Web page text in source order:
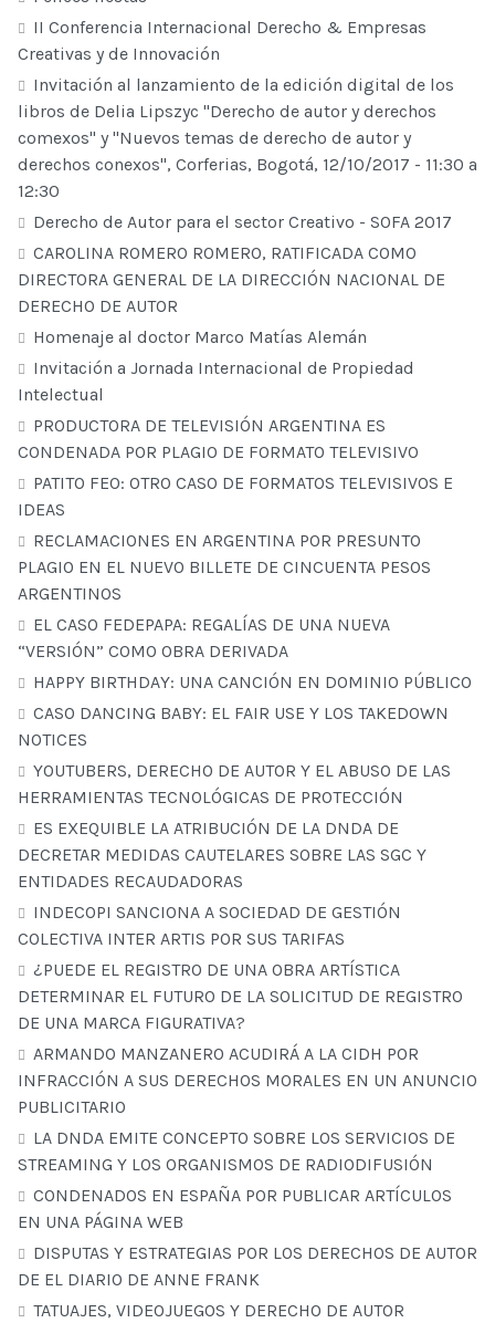
II Conferencia Internacional Derecho & Empresas
Creativas y de Innovación
Invitación al lanzamiento de la edición digital de los
libros de Delia Lipszyc "Derecho de autor y derechos
comexos" y "Nuevos temas de derecho de autor y
derechos conexos", Corferias, Bogotá, 12/10/2017 - 11:30 a
12:30
Derecho de Autor para el sector Creativo - SOFA 2017
CAROLINA ROMERO ROMERO, RATIFICADA COMO
DIRECTORA GENERAL DE LA DIRECCIÓN NACIONAL DE
DERECHO DE AUTOR
Homenaje al doctor Marco Matías Alemán
Invitación a Jornada Internacional de Propiedad
Intelectual
PRODUCTORA DE TELEVISIÓN ARGENTINA ES
CONDENADA POR PLAGIO DE FORMATO TELEVISIVO
PATITO FEO: OTRO CASO DE FORMATOS TELEVISIVOS E
IDEAS
RECLAMACIONES EN ARGENTINA POR PRESUNTO
PLAGIO EN EL NUEVO BILLETE DE CINCUENTA PESOS
ARGENTINOS
EL CASO FEDEPAPA: REGALÍAS DE UNA NUEVA
“VERSIÓN” COMO OBRA DERIVADA
HAPPY BIRTHDAY: UNA CANCIÓN EN DOMINIO PÚBLICO
CASO DANCING BABY: EL FAIR USE Y LOS TAKEDOWN
NOTICES
YOUTUBERS, DERECHO DE AUTOR Y EL ABUSO DE LAS
HERRAMIENTAS TECNOLÓGICAS DE PROTECCIÓN
ES EXEQUIBLE LA ATRIBUCIÓN DE LA DNDA DE
DECRETAR MEDIDAS CAUTELARES SOBRE LAS SGC Y
ENTIDADES RECAUDADORAS
INDECOPI SANCIONA A SOCIEDAD DE GESTIÓN
COLECTIVA INTER ARTIS POR SUS TARIFAS
¿PUEDE EL REGISTRO DE UNA OBRA ARTÍSTICA
DETERMINAR EL FUTURO DE LA SOLICITUD DE REGISTRO
DE UNA MARCA FIGURATIVA?
ARMANDO MANZANERO ACUDIRÁ A LA CIDH POR
INFRACCIÓN A SUS DERECHOS MORALES EN UN ANUNCIO
PUBLICITARIO
LA DNDA EMITE CONCEPTO SOBRE LOS SERVICIOS DE
STREAMING Y LOS ORGANISMOS DE RADIODIFUSIÓN
CONDENADOS EN ESPAÑA POR PUBLICAR ARTÍCULOS
EN UNA PÁGINA WEB
DISPUTAS Y ESTRATEGIAS POR LOS DERECHOS DE AUTOR
DE EL DIARIO DE ANNE FRANK
TATUAJES, VIDEOJUEGOS Y DERECHO DE AUTOR